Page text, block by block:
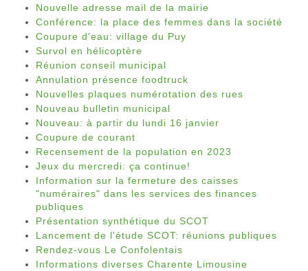
Nouvelle adresse mail de la mairie
Conférence: la place des femmes dans la société
Coupure d'eau: village du Puy
Survol en hélicoptère
Réunion conseil municipal
Annulation présence foodtruck
Nouvelles plaques numérotation des rues
Nouveau bulletin municipal
Nouveau: à partir du lundi 16 janvier
Coupure de courant
Recensement de la population en 2023
Jeux du mercredi: ça continue!
Information sur la fermeture des caisses
"numéraires" dans les services des finances
publiques
Présentation synthétique du SCOT
Lancement de l'étude SCOT: réunions publiques
Rendez-vous Le Confolentais
Informations diverses Charente Limousine